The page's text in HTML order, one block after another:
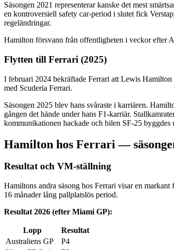
Säsongen 2021 representerar kanske det mest
en kontroversiell safety car-period i slutet fick
regeländringar.
Hamilton försvann från offentligheten i veckor efter
Flytten till Ferrari (2025)
I februari 2024 bekräftade Ferrari att Lewis
med Scuderia Ferrari.
Säsongen 2025 blev hans svåraste i karriären.
gången det hände under hans F1-karriär.
kommunikationen hackade och bilen SF-25 byggdes
Hamilton hos Ferrari —
Resultat och VM-ställning
Hamiltons andra säsong hos Ferrari visar en
16 månader lång pallplatslös period.
Resultat 2026 (efter Miami GP):
Lopp
Resultat
Australiens GP
P4